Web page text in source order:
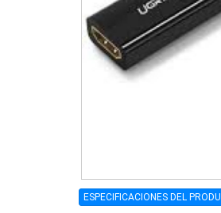
ESPECIFICACIONES DEL